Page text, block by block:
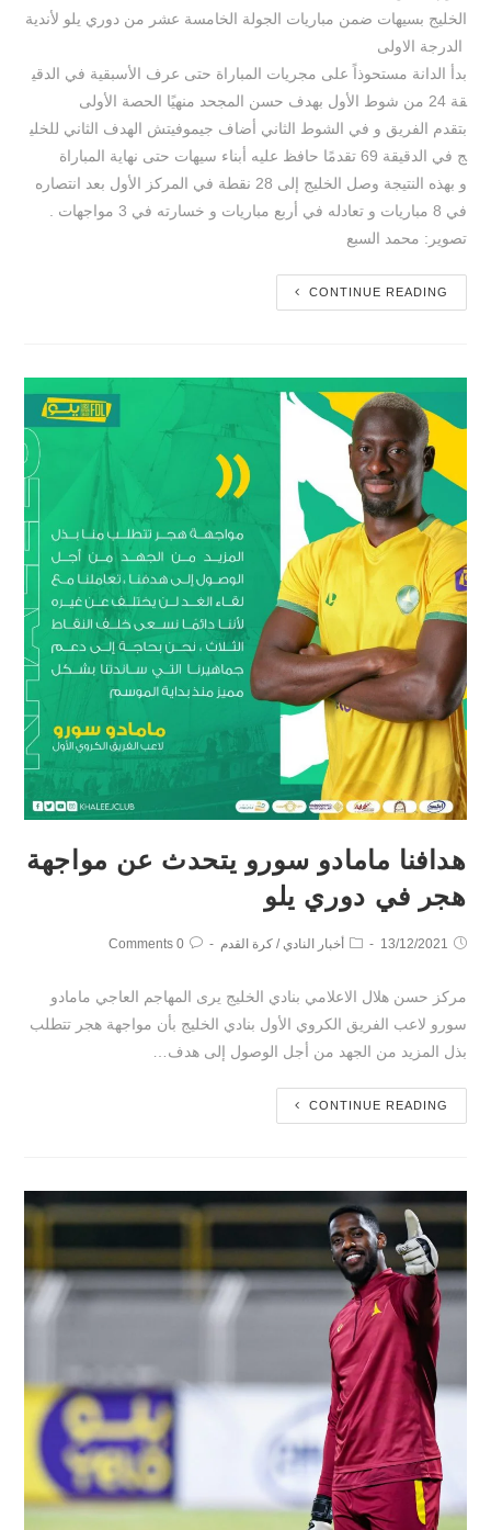
الخليج بسيهات ضمن مباريات الجولة الخامسة عشر من دوري يلو لأندية
الدرجة الاولى
بدأ الدانة مستحوذاً على مجريات المباراة حتى عرف الأسبقية في الدقي
قة 24 من شوط الأول بهدف حسن المجحد منهيًا الحصة الأولى
بتقدم الفريق و في الشوط الثاني أضاف جيموفيتش الهدف الثاني للخلي
ج في الدقيقة 69 تقدمًا حافظ عليه أبناء سيهات حتى نهاية المباراة
و بهذه النتيجة وصل الخليج إلى 28 نقطة في المركز الأول بعد انتصاره
في 8 مباريات و تعادله في أربع مباريات و خسارته في 3 مواجهات .
تصوير: محمد السبع
CONTINUE READING
هدافنا مامادو سورو يتحدث عن مواجهة
هجر في ⁧‫دوري يلو‬⁩
13/12/2021 أخبار النادي / كرة القدم 0 Comments
مركز حسن هلال الاعلامي بنادي الخليج يرى المهاجم العاجي مامادو
سورو لاعب الفريق الكروي الأول بنادي الخليج بأن مواجهة هجر تتطلب
بذل المزيد من الجهد من أجل الوصول إلى هدف…
CONTINUE READING